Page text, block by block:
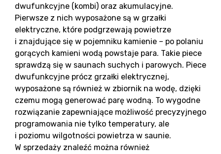
dwufunkcyjne (kombi) oraz akumulacyjne.
Pierwsze z nich wyposażone są w grzałki
elektryczne, które podgrzewają powietrze
i znajdujące się w pojemniku kamienie – po polaniu
gorących kamieni wodą powstaje para. Takie piece
sprawdzą się w saunach suchych i parowych. Piece
dwufunkcyjne prócz grzałki elektrycznej,
wyposażone są również w zbiornik na wodę, dzięki
czemu mogą generować parę wodną. To wygodne
rozwiązanie zapewniające możliwość precyzyjnego
programowania nie tylko temperatury, ale
i poziomu wilgotności powietrza w saunie.
W sprzedaży znaleźć można również